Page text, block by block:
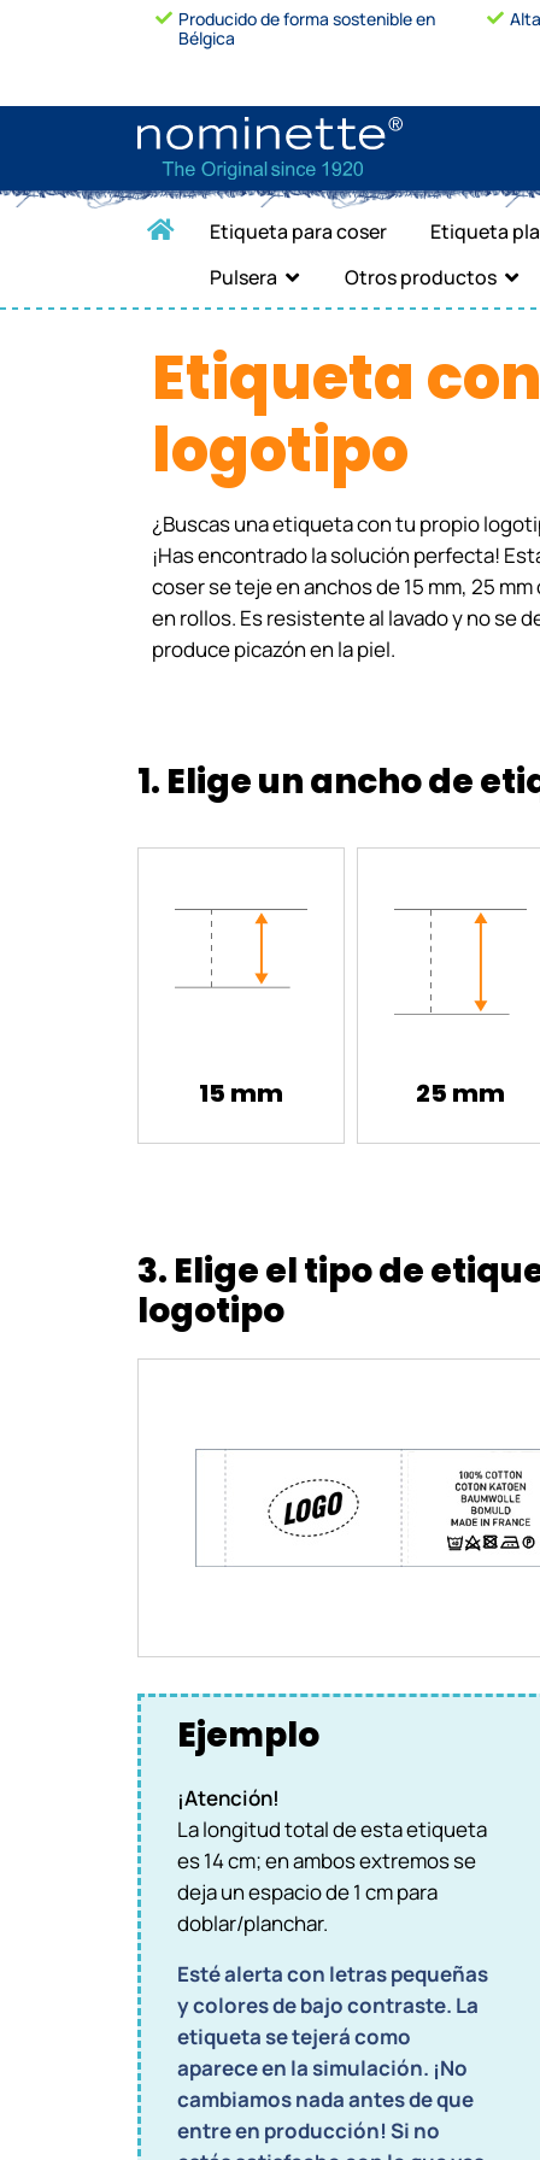
Producido de forma sostenible en
Bélgica
Etiqueta para coser Etiqueta
Pulsera
Otros productos
Etiqueta con
logotipo
¿Buscas una etiqueta con tu propio
¡Has encontrado la solución perfecta!
coser se teje en anchos de 15 mm, 25 mm
en rollos. Es resistente al lavado y no se
produce picazón en la piel.
1. Elige un ancho de
15 mm 25 mm
3. Elige el tipo de
logotipo
Ejemplo
¡Atención!
La longitud total de esta etiqueta
es 14 cm; en ambos extremos se
deja un espacio de 1 cm para
doblar/planchar.
Esté alerta con letras pequeñas
y colores de bajo contraste. La
etiqueta se tejerá como
aparece en la simulación. ¡No
cambiamos nada antes de que
entre en producción! Si no